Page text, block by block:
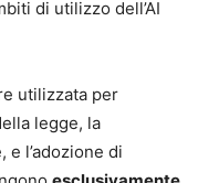
professionale
modelli e
e policy) +
di utilizzo dell’AI
utilizzata per
legge, la
l’adozione di